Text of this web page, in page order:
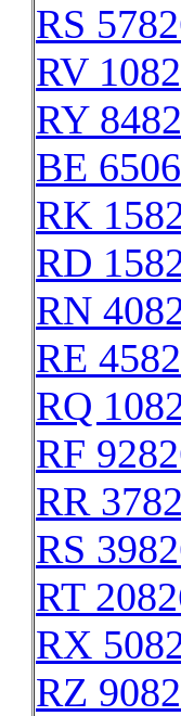
RS
RV
RY
BE 6506
RK
RD
RN
RE
RQ
RF
RR
RS
RT
RX
RZ